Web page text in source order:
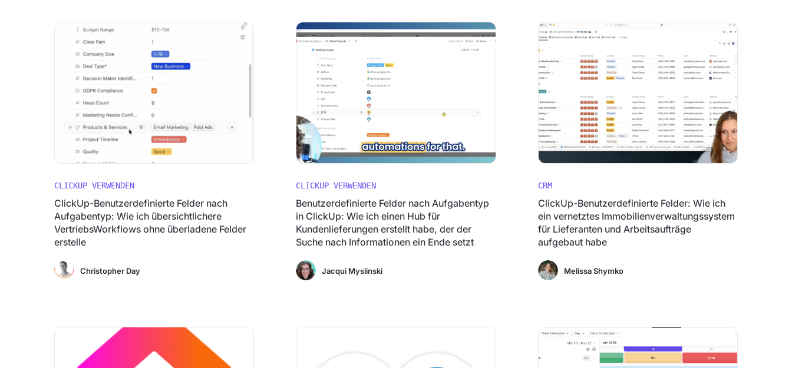
CLICKUP VERWENDEN
ClickUp-Benutzerdefinierte Felder nach
Aufgabentyp: Wie ich übersichtlichere
VertriebsWorkflows ohne überladene Felder
erstelle
Christopher Day
CLICKUP VERWENDEN
Benutzerdefinierte Felder nach Aufgabentyp
in ClickUp: Wie ich einen Hub für
Kundenlieferungen erstellt habe, der der
Suche nach Informationen ein Ende setzt
Jacqui Myslinski
CRM
ClickUp-Benutzerdefinierte Felder: Wie ich
ein vernetztes Immobilienverwaltungssystem
für Lieferanten und Arbeitsaufträge
aufgebaut habe
Melissa Shymko